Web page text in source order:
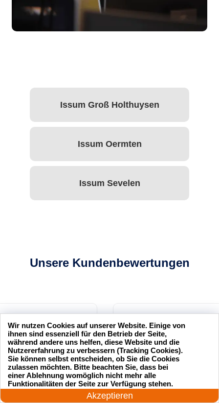
Issum Groß Holthuysen
Issum Oermten
Issum Sevelen
Unsere Kundenbewertungen
Service
und professionell.
zufrieden mit ihrer
Ich hatte mich ausgesperrt und
der Schlüsseldienst Service
hat mir innerhalb von 15
Minuten geholfen. Sehr
zuverlässig!
24 Stunden am Tag
Akzeptieren
Wir nutzen Cookies auf unserer Website. Einige von
ihnen sind essenziell für den Betrieb der Seite,
während andere uns helfen, diese Website und die
Nutzererfahrung zu verbessern (Tracking Cookies).
Sie können selbst entscheiden, ob Sie die Cookies
zulassen möchten. Bitte beachten Sie, dass bei
einer Ablehnung womöglich nicht mehr alle
Funktionalitäten der Seite zur Verfügung stehen.